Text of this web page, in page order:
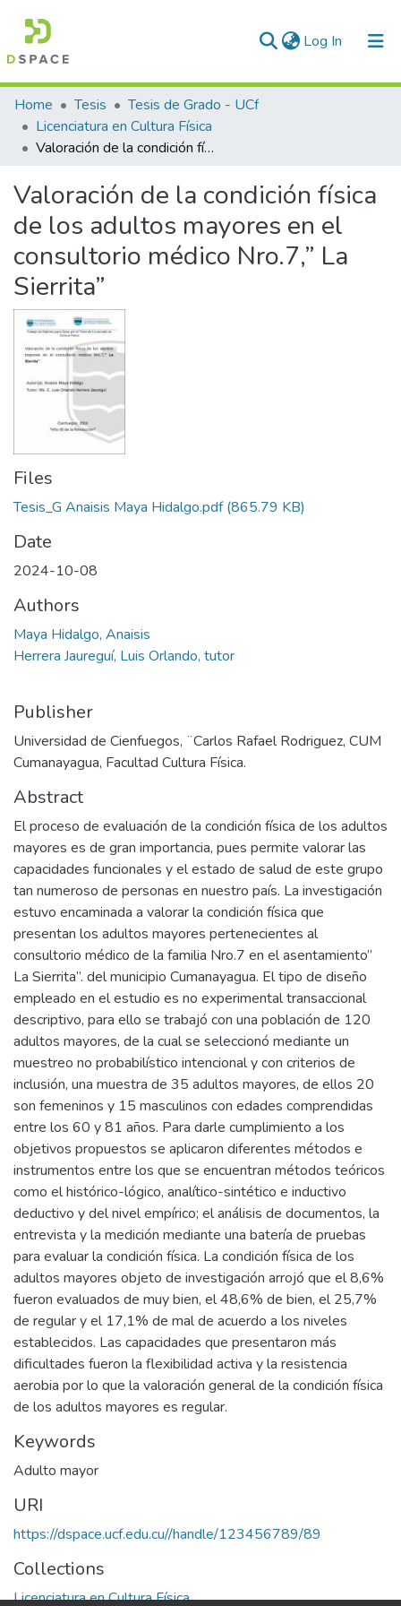
Log In (current)
Communities & Collections
All of DSpace
Home Tesis
Tesis de Grado - UCf
Licenciatura en Cultura Física
Valoración de la condición física de los adultos mayores en el consultorio médico Nro.7,” La Sierrita”
Valoración de la condición física
de los adultos mayores en el
consultorio médico Nro.7,” La
Sierrita”
Files
Tesis_G Anaisis Maya Hidalgo.pdf(865.79 KB)
Date
2024-10-08
Authors
Maya Hidalgo, Anaisis
Herrera Jaureguí, Luis Orlando, tutor
Publisher
Universidad de Cienfuegos, ¨Carlos Rafael Rodriguez, CUM
Cumanayagua, Facultad Cultura Física.
Abstract
El proceso de evaluación de la condición física de los adultos
mayores es de gran importancia, pues permite valorar las
capacidades funcionales y el estado de salud de este grupo
tan numeroso de personas en nuestro país. La investigación
estuvo encaminada a valorar la condición física que
presentan los adultos mayores pertenecientes al
consultorio médico de la familia Nro.7 en el asentamiento”
La Sierrita”. del municipio Cumanayagua. El tipo de diseño
empleado en el estudio es no experimental transaccional
descriptivo, para ello se trabajó con una población de 120
adultos mayores, de la cual se seleccionó mediante un
muestreo no probabilístico intencional y con criterios de
inclusión, una muestra de 35 adultos mayores, de ellos 20
son femeninos y 15 masculinos con edades comprendidas
entre los 60 y 81 años. Para darle cumplimiento a los
objetivos propuestos se aplicaron diferentes métodos e
instrumentos entre los que se encuentran métodos teóricos
como el histórico-lógico, analítico-sintético e inductivo
deductivo y del nivel empírico; el análisis de documentos, la
entrevista y la medición mediante una batería de pruebas
para evaluar la condición física. La condición física de los
adultos mayores objeto de investigación arrojó que el 8,6%
fueron evaluados de muy bien, el 48,6% de bien, el 25,7%
de regular y el 17,1% de mal de acuerdo a los niveles
establecidos. Las capacidades que presentaron más
dificultades fueron la flexibilidad activa y la resistencia
aerobia por lo que la valoración general de la condición física
de los adultos mayores es regular.
Keywords
Adulto mayor
URI
https://dspace.ucf.edu.cu//handle/123456789/89
Collections
Licenciatura en Cultura Física